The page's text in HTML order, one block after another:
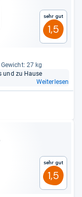
Sehr gut
1,5
Gewicht: 27 kg
und zu Hause
Weiterlesen
Sehr gut
1,5